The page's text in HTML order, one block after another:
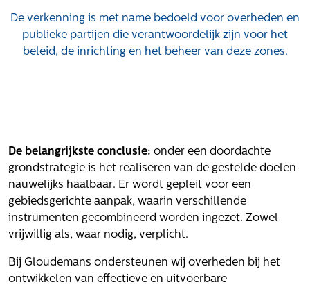
Maatschappelijk
Regeling van Rentmeesters 2020
Klachtenbehandeling Procedure (KBP)
Actueel
Nieuws
Blogs
Uitspraken
Werken bij
Vacatures
De verkenning is met name bedoeld voor overheden en
publieke partijen die verantwoordelijk zijn voor het
beleid, de inrichting en het beheer van deze zones.
De belangrijkste conclusie: onder een doordachte
grondstrategie is het realiseren van de gestelde doelen
nauwelijks haalbaar. Er wordt gepleit voor een
gebiedsgerichte aanpak, waarin verschillende
instrumenten gecombineerd worden ingezet. Zowel
vrijwillig als, waar nodig, verplicht.
Bij Gloudemans ondersteunen wij overheden bij het
ontwikkelen van effectieve en uitvoerbare